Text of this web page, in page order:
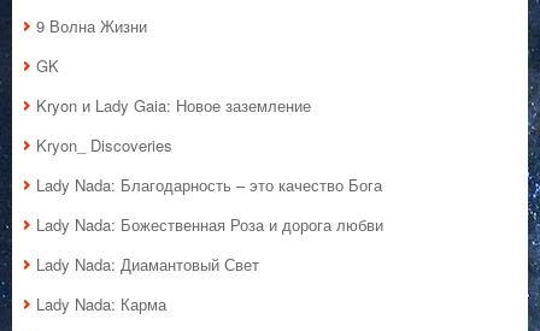
9 Волна Жизни
GK
Kryon и Lady Gaia: Новое заземление
Kryon_ Discoveries
Lady Nada: Благодарность – это качество Бога
Lady Nada: Божественная Роза и дорога любви
Lady Nada: Диамантовый Свет
Lady Nada: Карма